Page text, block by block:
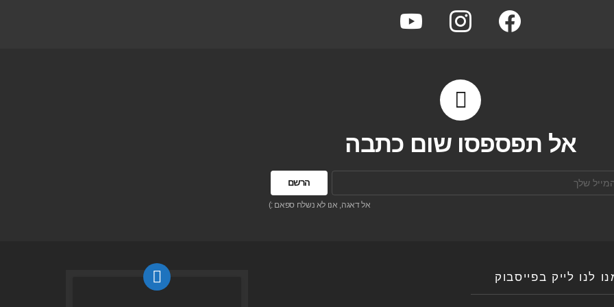
facebook
instagram
youtube
אל תפספסו שום כתבה
אל דאגה, אנו לא נשלח ספאם :)
לנו לייק בפייסבוק